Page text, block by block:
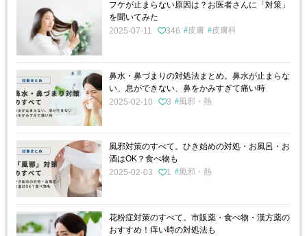
フケが止まらない原因は？お医者さんに「対策」
を聞いてみた
2025-07-11
346 皮膚 皮膚科
鼻水・鼻づまりの対処法まとめ。鼻水が止まらな
い、息ができない、鼻をかみすぎて痛い時
2025-02-10
3 風邪・熱
風邪対策のすべて。ひき始めの対処・お風呂・お
酒はOK？食べ物も
2025-02-03
1 風邪・熱
花粉症対策のすべて。市販薬・食べ物・漢方薬の
おすすめ！痒い時の対処法も